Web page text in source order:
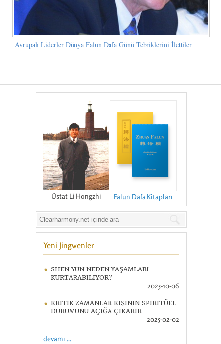
Avrupalı Liderler Dünya Falun Dafa Günü Tebriklerini İlettiler
Üstat Li Hongzhi Falun Dafa Kitapları
Yeni Jingwenler
SHEN YUN NEDEN YAŞAMLARI
KURTARABILIYOR?
2025-10-06
KRITIK ZAMANLAR KIŞININ SPIRITÜEL
DURUMUNU AÇIĞA ÇIKARIR
2025-02-02
devamı ...